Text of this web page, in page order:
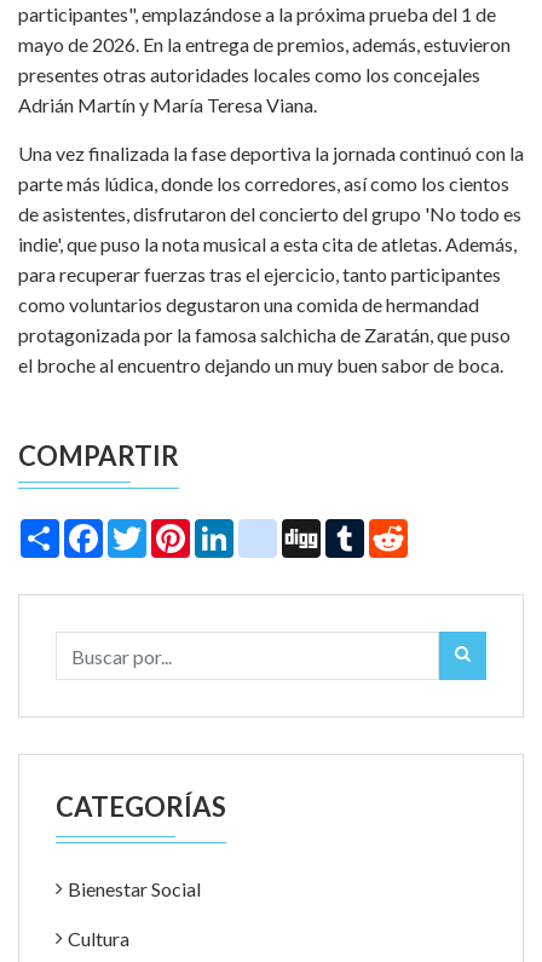
participantes", emplazándose a la próxima prueba del 1 de
mayo de 2026. En la entrega de premios, además, estuvieron
presentes otras autoridades locales como los concejales
Adrián Martín y María Teresa Viana.
Una vez finalizada la fase deportiva la jornada continuó con la
parte más lúdica, donde los corredores, así como los cientos
de asistentes, disfrutaron del concierto del grupo 'No todo es
indie', que puso la nota musical a esta cita de atletas. Además,
para recuperar fuerzas tras el ejercicio, tanto participantes
como voluntarios degustaron una comida de hermandad
protagonizada por la famosa salchicha de Zaratán, que puso
el broche al encuentro dejando un muy buen sabor de boca.
COMPARTIR
Share Facebook
TwitterPinterestLinkedIninstagram
Digg Tumblr
CATEGORÍAS
Bienestar Social
Cultura